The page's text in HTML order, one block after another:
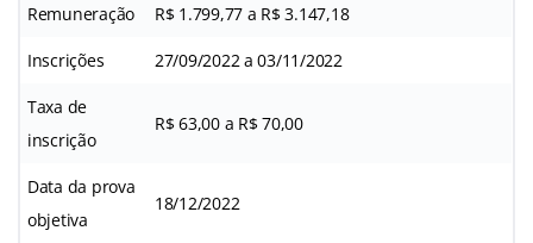
Remuneração R$ 1.799,77 a R$ 3.147,18
Inscrições 27/09/2022 a 03/11/2022
Taxa de
inscrição
R$ 63,00 a R$ 70,00
Data da prova
objetiva
18/12/2022